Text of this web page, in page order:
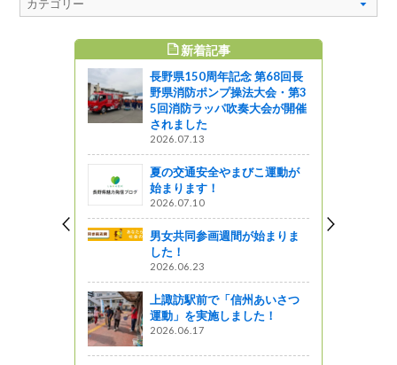
新着記事
長野県150周年記念 第68回長
野県消防ポンプ操法大会・第3
5回消防ラッパ吹奏大会が開催
されました
2026.07.13
夏の交通安全やまびこ運動が
始まります！
2026.07.10
男女共同参画週間が始まりま
した！
2026.06.23
上諏訪駅前で「信州あいさつ
運動」を実施しました！
2026.06.17